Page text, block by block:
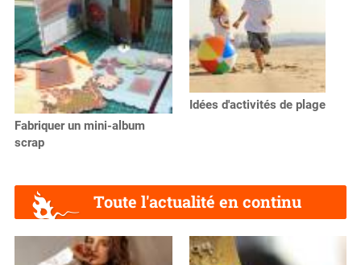
Fabriquer un mini-album
scrap
Idées d'activités de plage
Toute l'actualité en continu